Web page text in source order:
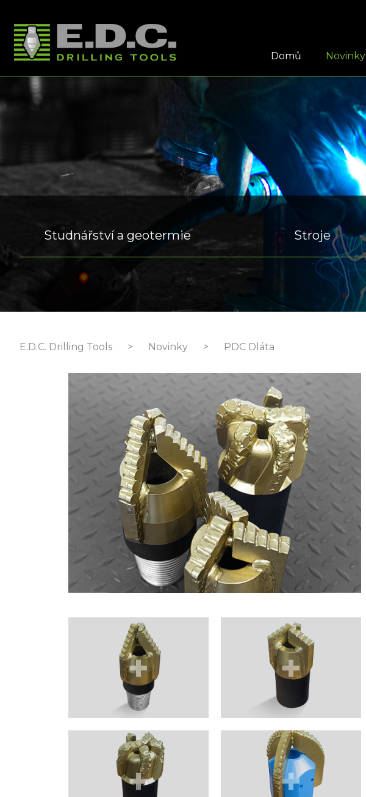
Domů Novinky
Studnářství a geotermie Stroje
E.D.C. Drilling Tools > Novinky > PDC Dláta